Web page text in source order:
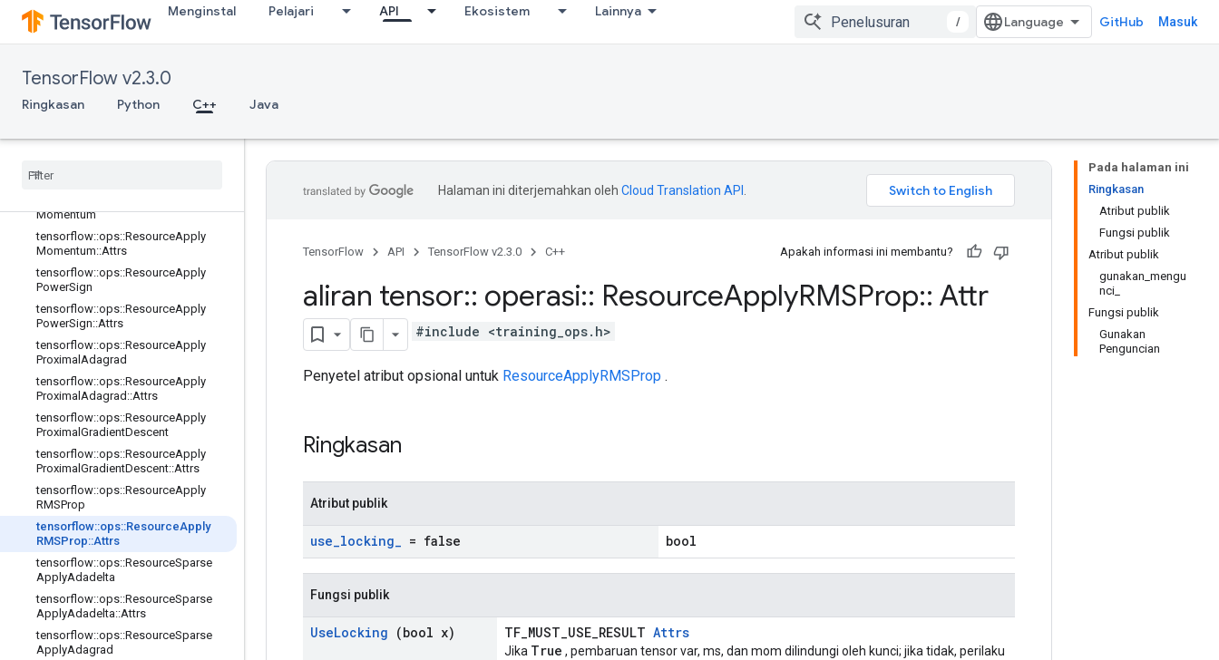
Menginstal Pelajari API Ekosistem Lainnya
/ GitHub Masuk
TensorFlow v2.3.0
Ringkasan Python C++ Java
tensorflow::ops::ResourceApplyFtrlV
2::Attrs
dientDescent
dientDescent::Attrs
KerasMomentum
Keras
Momentum
tensorflow::ops::ResourceApply
Momentum::Attrs
tensorflow::ops::ResourceApply
PowerSign
tensorflow::ops::ResourceApply
PowerSign::Attrs
tensorflow::ops::ResourceApply
Proximal Adagrad
tensorflow::ops::ResourceApply
Proximal Adagrad ::Attrs
tensorflow::ops::ResourceApply
Proximal GradientDescent
tensorflow::ops::ResourceApply
Proximal GradientDescent::Attrs
tensorflow::ops::ResourceApply
RMSProp
tensorflow::ops::ResourceApply
RMSProp::Attrs
tensorflow::ops::ResourceSparse
ApplyAdadelta
tensorflow::ops::ResourceSparse
ApplyAdadelta::Attrs
tensorflow::ops::ResourceSparse
ApplyAdagrad
Pada halaman ini
Ringkasan
Atribut publik
Fungsi publik
Atribut publik
gunakan_mengu
nci_
Fungsi publik
Gunakan
Penguncian
Halaman ini diterjemahkan oleh Cloud Translation API
TensorFlow API TensorFlow v2.3.0 C++ Apakah informasi ini membantu?
aliran tensor:: operasi:: ResourceApplyRMSProp:: Attr
#include <training_ops.h>
Penyetel atribut opsional untuk ResourceApplyRMSProp .
Ringkasan
Atribut publik
use_locking_ = false bool
Fungsi publik
UseLocking (bool x) TF_MUST_USE_RESULT Attrs
Jika True , pembaruan tensor var, ms, dan mom dilindungi oleh kunci; jika tidak, perilaku